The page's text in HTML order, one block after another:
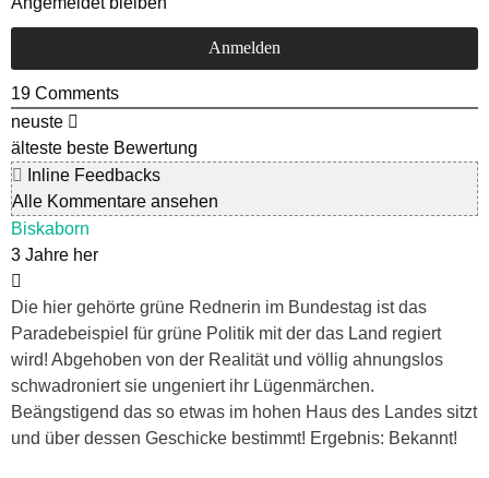
19 Comments
neuste
älteste beste Bewertung
Inline Feedbacks
Alle Kommentare ansehen
Biskaborn
3 Jahre her
Die hier gehörte grüne Rednerin im Bundestag ist das
Paradebeispiel für grüne Politik mit der das Land regiert
wird! Abgehoben von der Realität und völlig ahnungslos
schwadroniert sie ungeniert ihr Lügenmärchen.
Beängstigend das so etwas im hohen Haus des Landes sitzt
und über dessen Geschicke bestimmt! Ergebnis: Bekannt!